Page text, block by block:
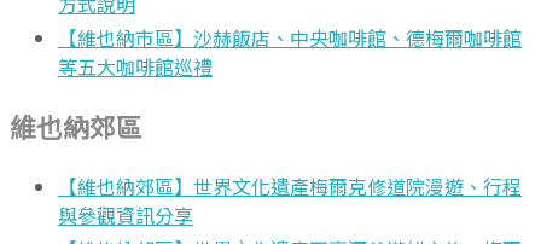
【維也納市區】沙赫飯店、中央咖啡館、德梅爾咖啡館
等五大咖啡館巡禮
維也納郊區
【維也納郊區】世界文化遺產梅爾克修道院漫遊、行程
與參觀資訊分享